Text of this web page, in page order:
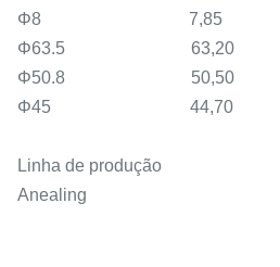
Φ8 7,85
Φ63.5 63,20
Φ50.8 50,50
Φ45 44,70
Linha de produção
Anealing